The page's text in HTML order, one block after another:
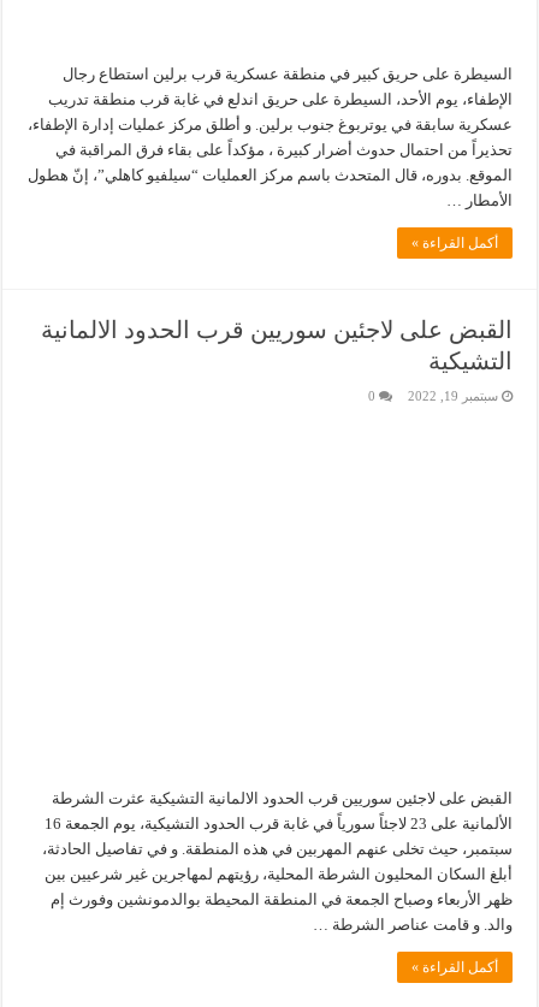
السيطرة على حريق كبير في منطقة عسكرية قرب برلين استطاع رجال
الإطفاء، يوم الأحد، السيطرة على حريق اندلع في غابة قرب منطقة تدريب
عسكرية سابقة في يوتربوغ جنوب برلين. و أطلق مركز عمليات إدارة الإطفاء،
تحذيراً من احتمال حدوث أضرار كبيرة ، مؤكداً على بقاء فرق المراقبة في
الموقع. بدوره، قال المتحدث باسم مركز العمليات “سيلفيو كاهلي”، إنّ هطول
الأمطار …
أكمل القراءة »
القبض على لاجئين سوريين قرب الحدود الالمانية
التشيكية
سبتمبر 19, 2022 0
القبض على لاجئين سوريين قرب الحدود الالمانية التشيكية عثرت الشرطة
الألمانية على 23 لاجئاً سورياً في غابة قرب الحدود التشيكية، يوم الجمعة 16
سبتمبر، حيث تخلى عنهم المهربين في هذه المنطقة. و في تفاصيل الحادثة،
أبلغ السكان المحليون الشرطة المحلية، رؤيتهم لمهاجرين غير شرعيين بين
ظهر الأربعاء وصباح الجمعة في المنطقة المحيطة بوالدمونشين وفورث إم
والد. و قامت عناصر الشرطة …
أكمل القراءة »